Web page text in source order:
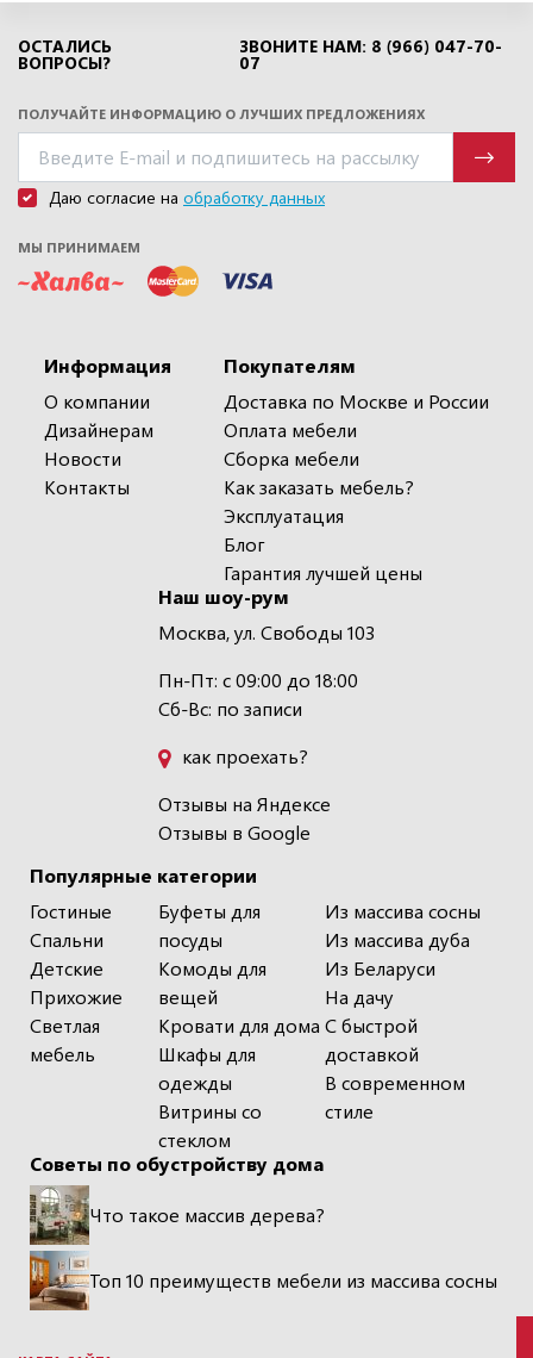
ОСТАЛИСЬ
ВОПРОСЫ?
ЗВОНИТЕ НАМ: 8 (966) 047-70-
07
ПОЛУЧАЙТЕ ИНФОРМАЦИЮ О ЛУЧШИХ ПРЕДЛОЖЕНИЯХ
Даю согласие на обработку данных
МЫ ПРИНИМАЕМ
Информация
О компании
Дизайнерам
Новости
Контакты
Популярные категории
Гостиные
Спальни
Детские
Прихожие
Светлая
мебель
Буфеты для
посуды
Комоды для
вещей
Кровати для дома
Шкафы для
одежды
Витрины со
стеклом
Из массива сосны
Из массива дуба
Из Беларуси
На дачу
С быстрой
доставкой
В современном
стиле
Покупателям
Доставка по Москве и России
Оплата мебели
Сборка мебели
Как заказать мебель?
Эксплуатация
Блог
Гарантия лучшей цены
Наш шоу-рум
Москва, ул. Свободы 103
Пн-Пт: с 09:00 до 18:00
Сб-Вс: по записи
как проехать?
Отзывы на Яндексе
Отзывы в Google
Советы по обустройству дома
Что такое массив дерева?
Топ 10 преимуществ мебели из массива сосны